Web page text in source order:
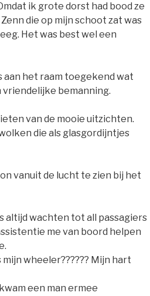
ik grote dorst had bood ze
die op mijn schoot zat was
Het was best wel een
het raam toegekend wat
vriendelijke bemanning.
van de mooie uitzichten.
die als glasgordijntjes
vanuit de lucht te zien bij het
altijd wachten tot all passagiers
me van boord helpen
wheeler?????? Mijn hart
een man ermee